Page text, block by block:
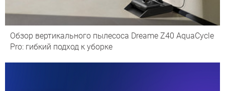
Обзор вертикального пылесоса Dreame Z40 AquaCycle
Pro: гибкий подход к уборке